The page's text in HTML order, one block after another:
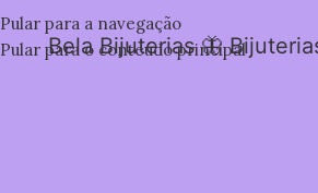
Pular para a navegação
Pular para o conteúdo principal
Bela Bijuterias 🦋